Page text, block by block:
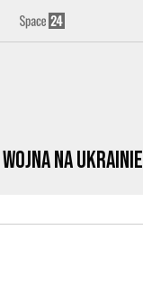
Wojna na Ukrainie